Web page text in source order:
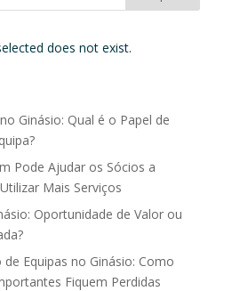
does not exist.
Ginásio: Qual é o Papel de
Pode Ajudar os Sócios a
Mais Serviços
Oportunidade de Valor ou
Equipas no Ginásio: Como
Fiquem Perdidas